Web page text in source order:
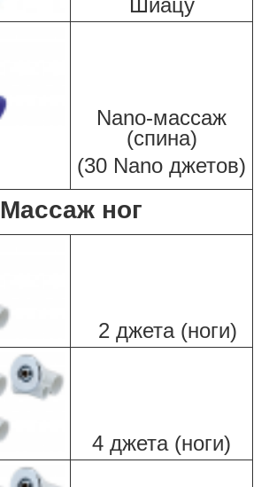
Шиацу
Nano-массаж
(спина)
(30 Nano джетов)
Массаж ног
2 джета (ноги)
4 джета (ноги)